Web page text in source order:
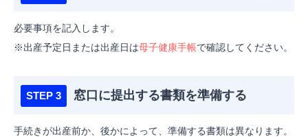
必要事項を記入します。
※出産予定日または出産日は母子健康手帳で確認してください。
窓口に提出する書類を準備する
手続きが出産前か、後かによって、準備する書類は異なります。